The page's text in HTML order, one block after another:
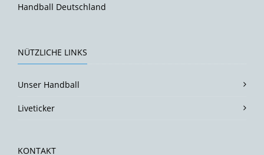
Handball Deutschland
NÜTZLICHE LINKS
Unser Handball
Liveticker
KONTAKT